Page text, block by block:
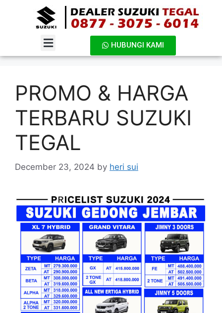
HUBUNGI KAMI
PROMO & HARGA
TERBARU SUZUKI
TEGAL
December 23, 2024 by heri sui